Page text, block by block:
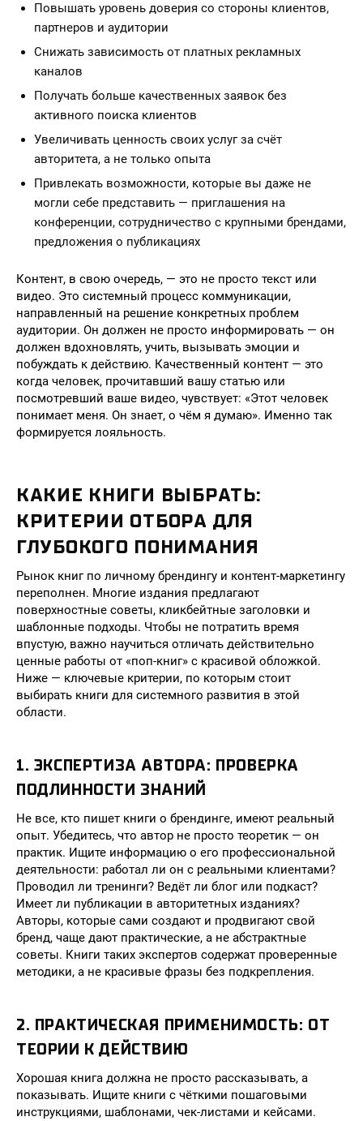
Повышать уровень доверия со стороны клиентов,
партнеров и аудитории
Снижать зависимость от платных рекламных
каналов
Получать больше качественных заявок без
активного поиска клиентов
Увеличивать ценность своих услуг за счёт
авторитета, а не только опыта
Привлекать возможности, которые вы даже не
могли себе представить — приглашения на
конференции, сотрудничество с крупными брендами,
предложения о публикациях
Контент, в свою очередь, — это не просто текст или
видео. Это системный процесс коммуникации,
направленный на решение конкретных проблем
аудитории. Он должен не просто информировать — он
должен вдохновлять, учить, вызывать эмоции и
побуждать к действию. Качественный контент — это
когда человек, прочитавший вашу статью или
посмотревший ваше видео, чувствует: «Этот человек
понимает меня. Он знает, о чём я думаю». Именно так
формируется лояльность.
КАКИЕ КНИГИ ВЫБРАТЬ:
КРИТЕРИИ ОТБОРА ДЛЯ
ГЛУБОКОГО ПОНИМАНИЯ
Рынок книг по личному брендингу и контент-маркетингу
переполнен. Многие издания предлагают
поверхностные советы, кликбейтные заголовки и
шаблонные подходы. Чтобы не потратить время
впустую, важно научиться отличать действительно
ценные работы от «поп-книг» с красивой обложкой.
Ниже — ключевые критерии, по которым стоит
выбирать книги для системного развития в этой
области.
1. ЭКСПЕРТИЗА АВТОРА: ПРОВЕРКА
ПОДЛИННОСТИ ЗНАНИЙ
Не все, кто пишет книги о брендинге, имеют реальный
опыт. Убедитесь, что автор не просто теоретик — он
практик. Ищите информацию о его профессиональной
деятельности: работал ли он с реальными клиентами?
Проводил ли тренинги? Ведёт ли блог или подкаст?
Имеет ли публикации в авторитетных изданиях?
Авторы, которые сами создают и продвигают свой
бренд, чаще дают практические, а не абстрактные
советы. Книги таких экспертов содержат проверенные
методики, а не красивые фразы без подкрепления.
2. ПРАКТИЧЕСКАЯ ПРИМЕНИМОСТЬ: ОТ
ТЕОРИИ К ДЕЙСТВИЮ
Хорошая книга должна не просто рассказывать, а
показывать. Ищите книги с чёткими пошаговыми
инструкциями, шаблонами, чек-листами и кейсами.